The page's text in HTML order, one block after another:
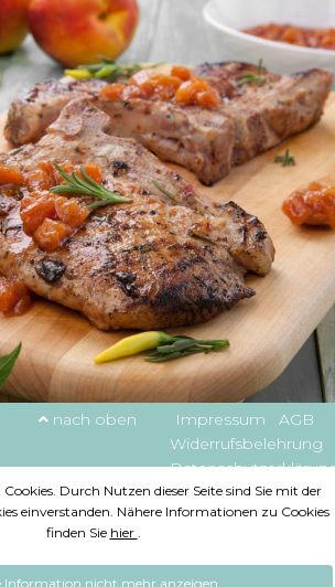
nach oben Impressum
AGB
Widerrufsbelehrung
Cookies. Durch Nutzen dieser Seite sind Sie mit der
einverstanden. Nähere Informationen zu Cookies
finden Sie hier .
Information nicht mehr anzeigen